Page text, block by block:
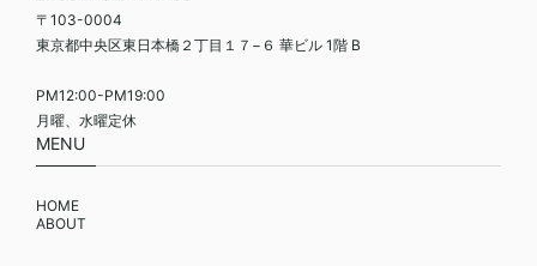
〒103-0004
東京都中央区東日本橋２丁目１７−６ 華ビル 1階 B
PM12:00-PM19:00
月曜、水曜定休
MENU
HOME
ABOUT